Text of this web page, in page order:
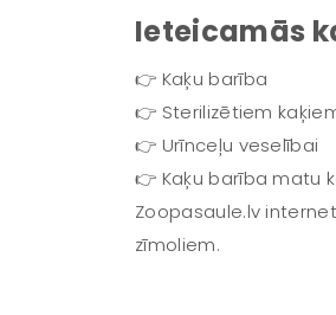
Ieteicamās
👉 Kaķu barība
👉 Sterilizētiem
👉 Urīnceļu veselībai
👉 Kaķu barība matu
Zoopasaule.lv
zīmoliem.